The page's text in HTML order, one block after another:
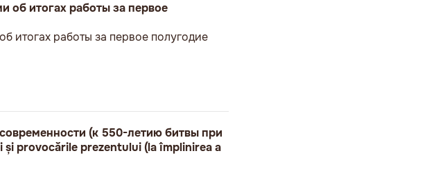
об итогах работы за первое
итогах работы за первое полугодие
(к 550-летию битвы при
și provocările prezentului (la împlinirea a